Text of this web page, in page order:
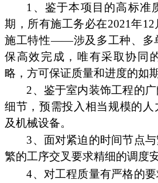
1、鉴于本项目的高标准
期，所有施工务必在2021年
施工特性——涉及多工种、多
保高效完成，唯有采取协同
略，方可保证质量和进度的如期
2、鉴于室内装饰工程的
细节，预需投入相当规模的人
及机械设备。
3、面对紧迫的时间节点
繁的工序交叉要求精细的调度
4、对工程质量有严格的